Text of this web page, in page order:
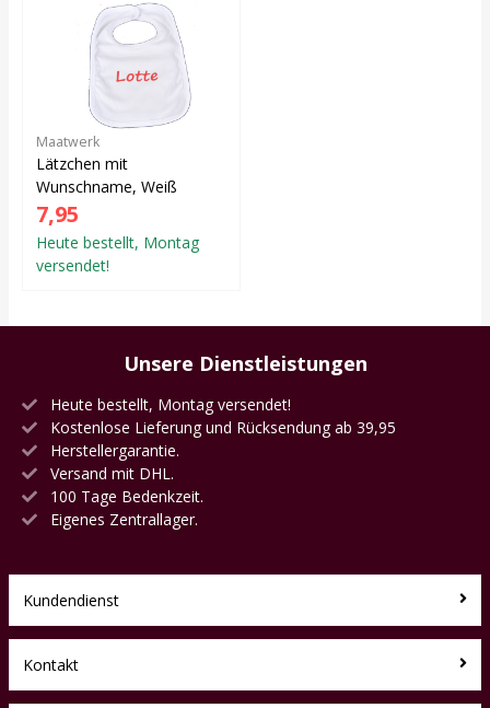
Maatwerk
Lätzchen mit
Wunschname, Weiß
7,95
Heute bestellt, Montag
versendet!
Unsere Dienstleistungen
Heute bestellt, Montag versendet!
Kostenlose Lieferung und Rücksendung ab 39,95
Herstellergarantie.
Versand mit DHL.
100 Tage Bedenkzeit.
Eigenes Zentrallager.
Kundendienst
Kontakt